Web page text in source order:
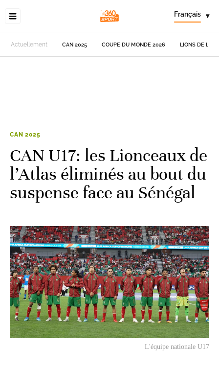
Français ▾
Actuellement CAN 2025 COUPE DU MONDE 2026 LIONS DE
CAN 2025
CAN U17: les Lionceaux de
l’Atlas éliminés au bout du
suspense face au Sénégal
L'équipe nationale U17